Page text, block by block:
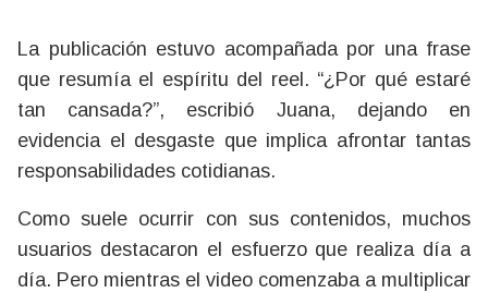
La publicación estuvo acompañada por una frase
que resumía el espíritu del reel. “¿Por qué estaré
tan cansada?”, escribió Juana, dejando en
evidencia el desgaste que implica afrontar tantas
responsabilidades cotidianas.
Como suele ocurrir con sus contenidos, muchos
usuarios destacaron el esfuerzo que realiza día a
día. Pero mientras el video comenzaba a multiplicar